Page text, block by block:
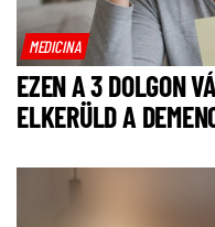
MEDICINA
EZEN A 3 DOLGON
ELKERÜLD A